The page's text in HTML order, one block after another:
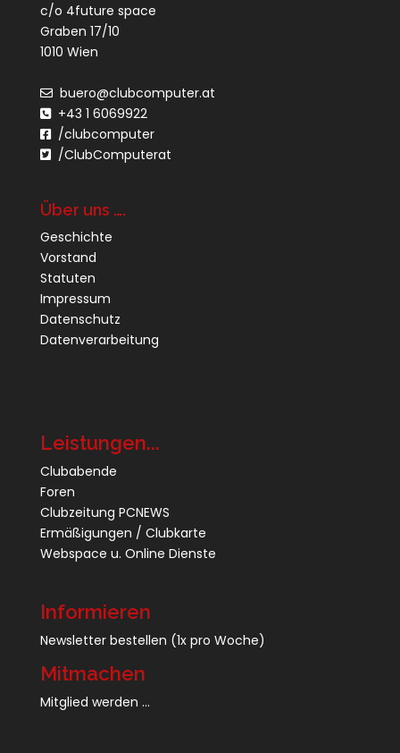
c/o 4future space
Graben 17/10
1010 Wien
buero@clubcomputer.at
+43 1 6069922
/clubcomputer
/ClubComputerat
Über uns ….
Geschichte
Vorstand
Statuten
Impressum
Datenschutz
Datenverarbeitung
Leistungen...
Clubabende
Foren
Clubzeitung PCNEWS
Ermäßigungen / Clubkarte
Webspace u. Online Dienste
Informieren
Newsletter bestellen (1x pro Woche)
Mitmachen
Mitglied werden ...